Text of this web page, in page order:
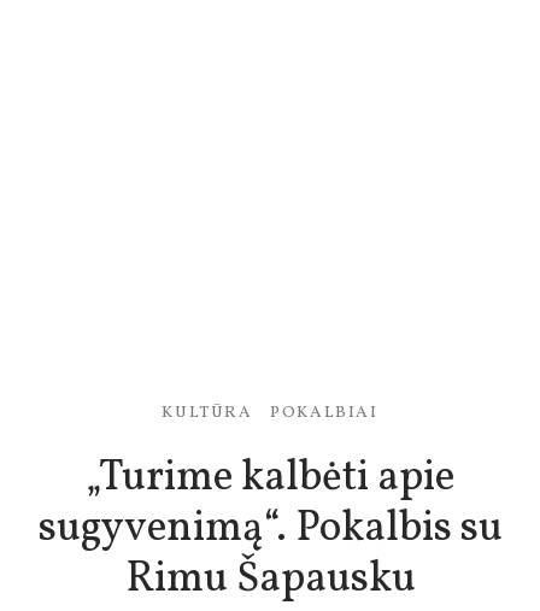
KULTŪRA POKALBIAI
„Turime kalbėti apie
sugyvenimą“. Pokalbis su
Rimu Šapausku